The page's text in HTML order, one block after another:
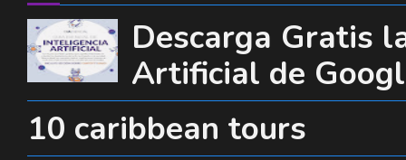
Descarga Gratis
Artificial de
10 caribbean tours